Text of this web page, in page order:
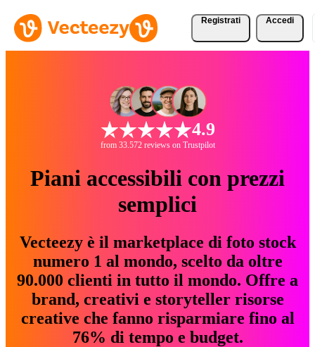
Registrati Accedi
4.9
from 33.572 reviews on Trustpilot
Piani accessibili con prezzi
semplici
Vecteezy è il marketplace di foto stock
numero 1 al mondo, scelto da oltre
90.000 clienti in tutto il mondo. Offre a
brand, creativi e storyteller risorse
creative che fanno risparmiare fino al
76% di tempo e budget.